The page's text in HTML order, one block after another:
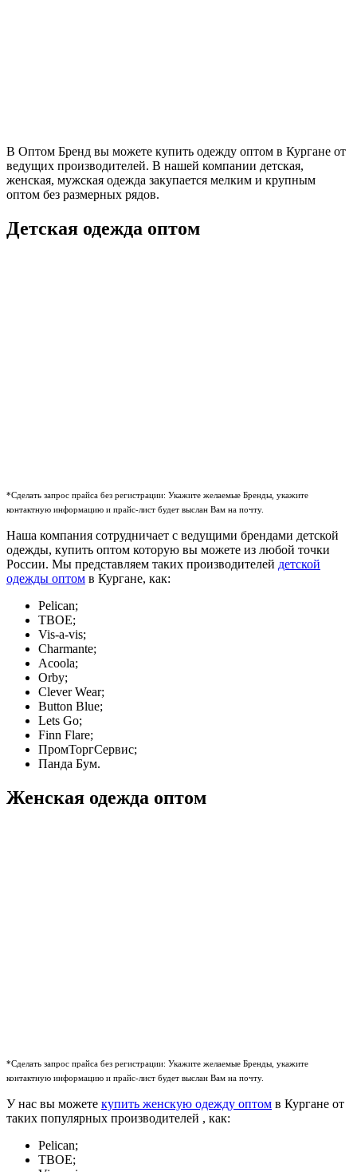
В Оптом Бренд вы можете купить одежду оптом в Кургане от
ведущих производителей. В нашей компании детская,
женская, мужская одежда закупается мелким и крупным
оптом без размерных рядов.
Детская одежда оптом
*Сделать запрос прайса без регистрации: Укажите желаемые Бренды, укажите
контактную информацию и прайс-лист будет выслан Вам на почту.
Наша компания сотрудничает с ведущими брендами детской
одежды, купить оптом которую вы можете из любой точки
России. Мы представляем таких производителей детской
одежды оптом в Кургане, как:
Pelican;
ТВОЕ;
Vis-a-vis;
Charmante;
Acoola;
Orby;
Clever Wear;
Button Blue;
Lets Go;
Finn Flare;
ПромТоргСервис;
Панда Бум.
Женская одежда оптом
*Сделать запрос прайса без регистрации: Укажите желаемые Бренды, укажите
контактную информацию и прайс-лист будет выслан Вам на почту.
У нас вы можете купить женскую одежду оптом в Кургане от
таких популярных производителей , как:
Pelican;
ТВОЕ;